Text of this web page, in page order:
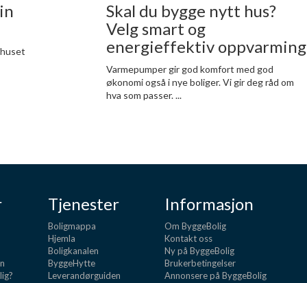
Skal du bygge nytt hus?
Velg smart og
energieffektiv oppvarming
Varmepumper gir god komfort med god
økonomi også i nye boliger. Vi gir deg råd om
hva som passer....
Tjenester
Boligmappa
Hjemla
Boligkanalen
ByggeHytte
Leverandørguiden
Informasjon
Om ByggeBolig
Kontakt oss
Ny på ByggeBolig
Brukerbetingelser
Annonsere på ByggeBolig